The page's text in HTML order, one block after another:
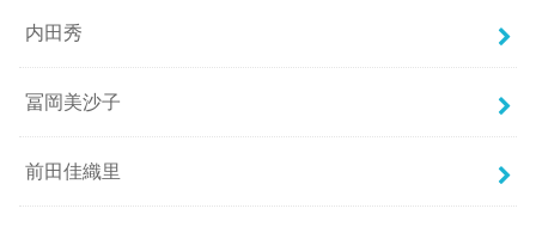
内田秀
冨岡美沙子
前田佳織里